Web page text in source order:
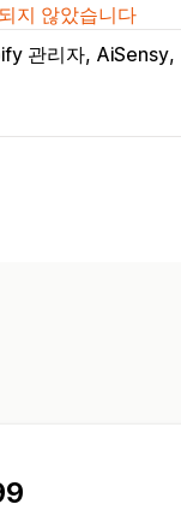
지 않았습니다
관리자 AiSensy